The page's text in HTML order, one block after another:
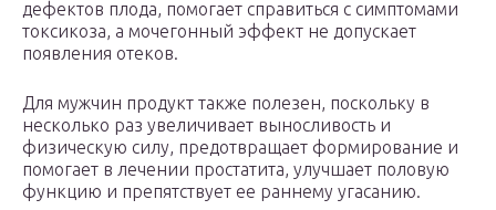
дефектов плода, помогает справиться с симптомами
токсикоза, а мочегонный эффект не допускает
появления отеков.
Для мужчин продукт также полезен, поскольку в
несколько раз увеличивает выносливость и
физическую силу, предотвращает формирование и
помогает в лечении простатита, улучшает половую
функцию и препятствует ее раннему угасанию.